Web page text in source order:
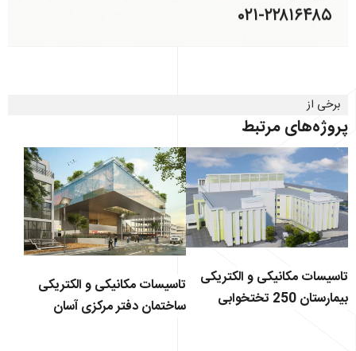
مرتبط
مکانیکی و الکتریکی
بیمارستان 250 تختخوابی
تاسیسات مکانیکی و الکتریکی
ساختمان دفتر مرکزی آسان